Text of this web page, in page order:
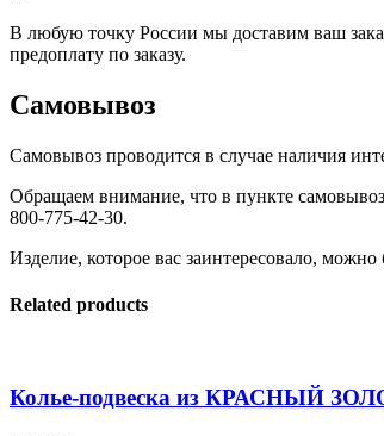
В любую точку России мы доставим ваш
предоплату по заказу.
Самовывоз
Самовывоз проводится в случае наличия
Обращаем внимание, что в пункте
800-775-42-30.
Изделие, которое вас заинтересовало,
Related products
Колье-подвеска из КРАСНЫЙ